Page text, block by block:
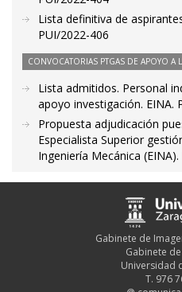
Lista definitiva de
PUI/2022-406
CONVOCATORIAS PTGAS DE APOYO A
Lista admitidos. Personal
apoyo investigación. EINA.
Propuesta adjudicación
Especialista Superior
Ingeniería Mecánica
Gabinete de
Gabinete
Universidad
T. 976